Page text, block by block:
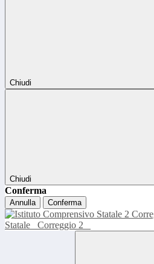
Chiudi
Chiudi
Conferma
Annulla Conferma
Statale
Correggio 2